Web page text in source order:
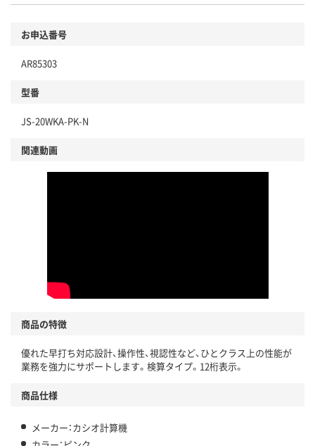
お申込番号
AR85303
型番
JS-20WKA-PK-N
関連動画
商品の特徴
優れた早打ち対応設計、操作性、視認性など、ひとクラス上の性能が
業務を強力にサポートします。検算タイプ。12桁表示。
商品仕様
メーカー：カシオ計算機